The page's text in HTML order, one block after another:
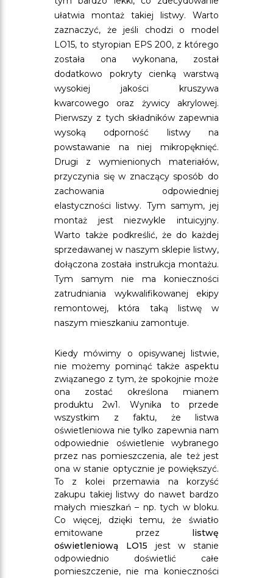
ułatwia montaż takiej listwy. Warto
zaznaczyć, że jeśli chodzi o model
LO15, to styropian EPS 200, z którego
została ona wykonana, został
dodatkowo pokryty cienką warstwą
wysokiej jakości kruszywa
kwarcowego oraz żywicy akrylowej.
Pierwszy z tych składników zapewnia
wysoką odporność listwy na
powstawanie na niej mikropęknięć.
Drugi z wymienionych materiałów,
przyczynia się w znaczący sposób do
zachowania odpowiedniej
elastyczności listwy. Tym samym, jej
montaż jest niezwykle intuicyjny.
Warto także podkreślić, że do każdej
sprzedawanej w naszym sklepie listwy,
dołączona została instrukcja montażu.
Tym samym nie ma konieczności
zatrudniania wykwalifikowanej ekipy
remontowej, która taką listwę w
naszym mieszkaniu zamontuje.
Kiedy mówimy o opisywanej listwie,
nie możemy pominąć także aspektu
związanego z tym, że spokojnie może
ona zostać określona mianem
produktu 2w1. Wynika to przede
wszystkim z faktu, że listwa
oświetleniowa nie tylko zapewnia nam
odpowiednie oświetlenie wybranego
przez nas pomieszczenia, ale też jest
ona w stanie optycznie je powiększyć.
To z kolei przemawia na korzyść
zakupu takiej listwy do nawet bardzo
małych mieszkań – np. tych w bloku.
Co więcej, dzięki temu, że światło
emitowane przez listwę
oświetleniową LO15 jest w stanie
odpowiednio doświetlić całe
pomieszczenie, nie ma konieczności